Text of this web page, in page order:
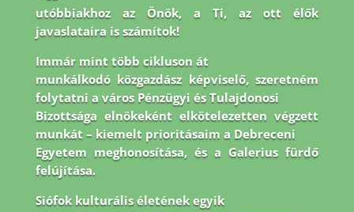
utóbbiakhoz az Önök, a Ti, az ott élők
javaslataira is számítok!
Immár mint több cikluson át
munkálkodó közgazdász képviselő, szeretném
folytatni a város Pénzügyi és Tulajdonosi
Bizottsága elnökeként elkötelezetten végzett
munkát – kiemelt prioritásaim a Debreceni
Egyetem meghonosítása, és a Galerius fürdő
felújítása.
Siófok kulturális életének egyik